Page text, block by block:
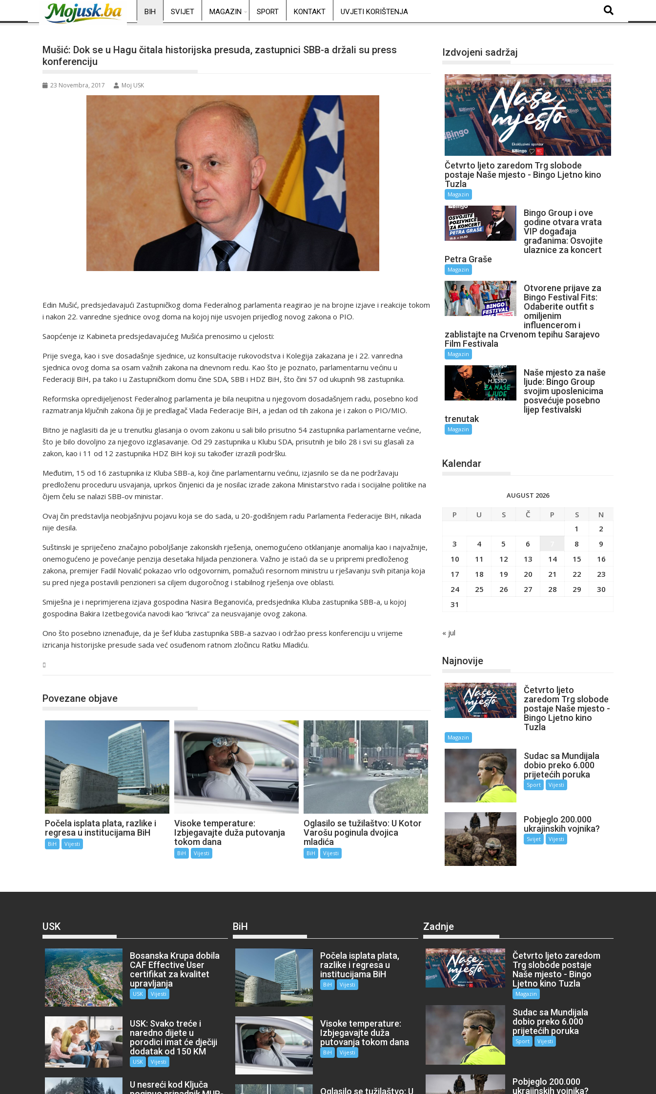
BIH SVIJET MAGAZIN SPORT KONTAKT UVJETI KORIŠTENJA
Mušić: Dok se u Hagu čitala historijska presuda, zastupnici SBB-a držali su press
konferenciju
23 Novembra, 2017 Moj USK
Edin Mušić, predsjedavajući Zastupničkog doma Federalnog parlamenta reagirao je na brojne izjave i reakcije tokom
i nakon 22. vanredne sjednice ovog doma na kojoj nije usvojen prijedlog novog zakona o PIO.
Saopćenje iz Kabineta predsjedavajućeg Mušića prenosimo u cjelosti:
Prije svega, kao i sve dosadašnje sjednice, uz konsultacije rukovodstva i Kolegija zakazana je i 22. vanredna
sjednica ovog doma sa osam važnih zakona na dnevnom redu. Kao što je poznato, parlamentarnu većinu u
Federaciji BiH, pa tako i u Zastupničkom domu čine SDA, SBB i HDZ BiH, što čini 57 od ukupnih 98 zastupnika.
Reformska opredijeljenost Federalnog parlamenta je bila neupitna u njegovom dosadašnjem radu, posebno kod
razmatranja ključnih zakona čiji je predlagač Vlada Federacije BiH, a jedan od tih zakona je i zakon o PIO/MIO.
Bitno je naglasiti da je u trenutku glasanja o ovom zakonu u sali bilo prisutno 54 zastupnika parlamentarne većine,
što je bilo dovoljno za njegovo izglasavanje. Od 29 zastupnika u Klubu SDA, prisutnih je bilo 28 i svi su glasali za
zakon, kao i 11 od 12 zastupnika HDZ BiH koji su također izrazili podršku.
Međutim, 15 od 16 zastupnika iz Kluba SBB-a, koji čine parlamentarnu većinu, izjasnilo se da ne podržavaju
predloženu proceduru usvajanja, uprkos činjenici da je nosilac izrade zakona Ministarstvo rada i socijalne politike na
čijem čelu se nalazi SBB-ov ministar.
Ovaj čin predstavlja neobjašnjivu pojavu koja se do sada, u 20-godišnjem radu Parlamenta Federacije BiH, nikada
nije desila.
Suštinski je spriječeno značajno poboljšanje zakonskih rješenja, onemogućeno otklanjanje anomalija kao i najvažnije,
onemogućeno je povećanje penzija desetaka hiljada penzionera. Važno je istaći da se u pripremi predloženog
zakona, premijer Fadil Novalić pokazao vrlo odgovornim, pomažući resornom ministru u rješavanju svih pitanja koja
su pred njega postavili penzioneri sa ciljem dugoročnog i stabilnog rješenja ove oblasti.
Smiješna je i neprimjerena izjava gospodina Nasira Beganovića, predsjednika Kluba zastupnika SBB-a, u kojoj
gospodina Bakira Izetbegovića navodi kao “krivca” za neusvajanje ovog zakona.
Ono što posebno iznenađuje, da je šef kluba zastupnika SBB-a sazvao i održao press konferenciju u vrijeme
izricanja historijske presude sada već osuđenom ratnom zločincu Ratku Mladiću.
Povezane objave
Počela isplata plata, razlike i
regresa u institucijama BiH
BiH Vijesti
Visoke temperature:
Izbjegavajte duža putovanja
tokom dana
BiH Vijesti
Oglasilo se tužilaštvo: U Kotor
Varošu poginula dvojica
mladića
BiH Vijesti
Izdvojeni sadržaj
Četvrto ljeto zaredom Trg slobode
postaje Naše mjesto - Bingo Ljetno kino
Tuzla
Magazin
Bingo Group i ove
godine otvara vrata
VIP događaja
građanima: Osvojite
ulaznice za koncert
Petra Graše
Magazin
Otvorene prijave za
Bingo Festival Fits:
Odaberite outfit s
omiljenim
influencerom i
zablistajte na Crvenom tepihu Sarajevo
Film Festivala
Magazin
Naše mjesto za naše
ljude: Bingo Group
svojim uposlenicima
posvećuje posebno
lijep festivalski
trenutak
Magazin
Kalendar
AUGUST 2026
P U S Č P S
N
1
2
3
4 5 6 8
9
10
11 12 13 14 15
16
17
18 19 20 21 22
23
24
25 26 27 28 29
30
31
« jul
Najnovije
Četvrto ljeto
zaredom Trg slobode
postaje Naše mjesto -
Bingo Ljetno kino
Tuzla
Magazin
Sudac sa Mundijala
dobio preko 6.000
prijetećih poruka
Sport Vijesti
Pobjeglo 200.000
ukrajinskih vojnika?
Svijet Vijesti
USK
Bosanska Krupa dobila
CAF Effective User
certifikat za kvalitet
upravljanja
USK Vijesti
USK: Svako treće i
naredno dijete u
porodici imat će dječiji
dodatak od 150 KM
USK Vijesti
U nesreći kod Ključa
BiH
Počela isplata plata,
razlike i regresa u
institucijama BiH
BiH Vijesti
Visoke temperature:
Izbjegavajte duža
putovanja tokom dana
BiH Vijesti
Oglasilo se tužilaštvo: U
Zadnje
Četvrto ljeto zaredom
Trg slobode postaje
Naše mjesto - Bingo
Ljetno kino Tuzla
Magazin
Sudac sa Mundijala
dobio preko 6.000
prijetećih poruka
Sport Vijesti
Pobjeglo 200.000
ukrajinskih vojnika?